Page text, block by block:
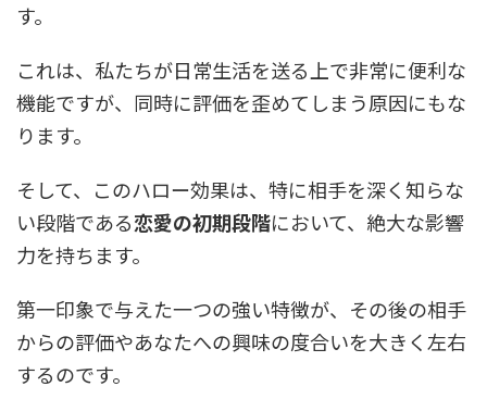
す。
これは、私たちが日常生活を送る上で非常に便利な
機能ですが、同時に評価を歪めてしまう原因にもな
ります。
そして、このハロー効果は、特に相手を深く知らな
い段階である恋愛の初期段階において、絶大な影響
力を持ちます。
第一印象で与えた一つの強い特徴が、その後の相手
からの評価やあなたへの興味の度合いを大きく左右
するのです。